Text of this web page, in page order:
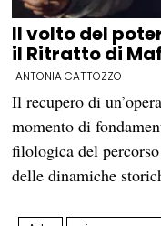
Il volto del
il Ritratto di
ANTONIA CATTOZZO
Il recupero di
momento di
filologica del
delle dinamiche